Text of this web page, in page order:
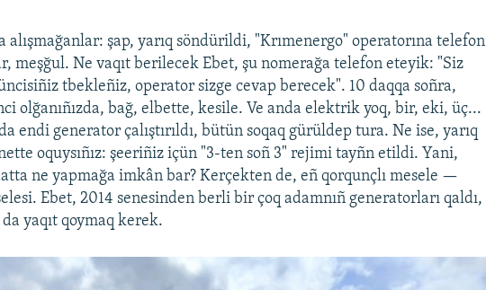
şap, yarıq söndürildi, "Krımenergo" operatorına telefon
meşğul. Ne vaqıt berilecek Ebet, şu nomerağa telefon eteyik: "Siz
tbekleñiz, operator sizge cevap berecek". 10 daqqa soñra,
olğanıñızda, bağ, elbette, kesile. Ve anda elektrik yoq, bir, eki, üç...
endi generator çalıştırıldı, bütün soqaq gürüldep tura. Ne ise, yarıq
oquysıñız: şeeriñiz içün "3-ten soñ 3" rejimi tayñn etildi. Yani,
ne yapmağa imkân bar? Kerçekten de, eñ qorqunçlı mesele —
Ebet, 2014 senesinden berli bir çoq adamnıñ generatorları qaldı,
yaqıt qoymaq kerek.